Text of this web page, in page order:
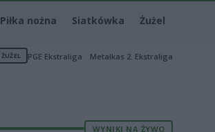
Piłka nożna Siatkówka Żużel
ŻUŻEL PGE Ekstraliga Metalkas 2. Ekstraliga
WYNIKI NA ŻYWO